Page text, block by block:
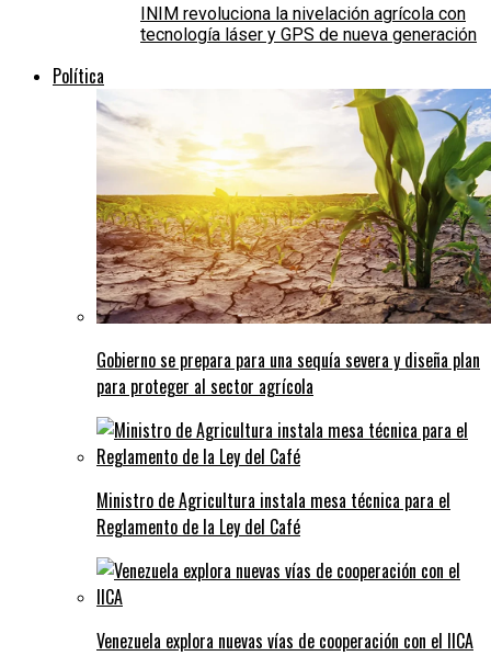
INIM revoluciona la nivelación agrícola con
tecnología láser y GPS de nueva generación
Política
Gobierno se prepara para una sequía severa y diseña plan
para proteger al sector agrícola
Ministro de Agricultura instala mesa técnica para el
Reglamento de la Ley del Café
Venezuela explora nuevas vías de cooperación con el IICA